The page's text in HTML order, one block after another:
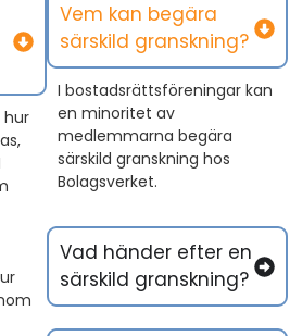
hur
Vem kan begära
särskild granskning?
I bostadsrättsföreningar kan
en minoritet av
medlemmarna begära
särskild granskning hos
Bolagsverket.
Vad händer efter en
särskild granskning?